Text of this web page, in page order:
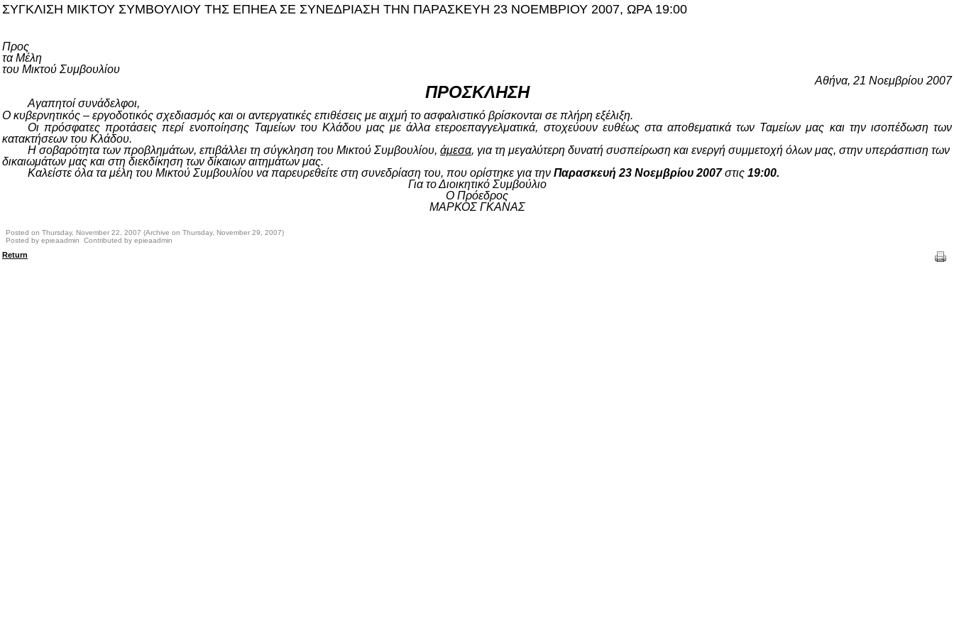
ΣΥΓΚΛΙΣΗ ΜΙΚΤΟΥ ΣΥΜΒΟΥΛΙΟΥ ΤΗΣ ΕΠΗΕΑ ΣΕ ΣΥΝΕΔΡΙΑΣΗ ΤΗΝ ΠΑΡΑΣΚΕΥΗ 23 ΝΟΕΜΒΡΙΟΥ 2007, ΩΡΑ 19:00
Προς
τα Μέλη
του Μικτού Συμβουλίου
Αθήνα, 21 Νοεμβρίου 2007
ΠΡΟΣΚΛΗΣΗ
Αγαπητοί συνάδελφοι,
Ο κυβερνητικός – εργοδοτικός σχεδιασμός και οι αντεργατικές επιθέσεις με αιχμή το ασφαλιστικό βρίσκονται σε πλήρη εξέλιξη.
Οι πρόσφατες προτάσεις περί ενοποίησης Ταμείων του Κλάδου μας με άλλα ετεροεπαγγελματικά, στοχεύουν ευθέως στα αποθεματικά των Ταμείων μας και την ισοπέδωση των
κατακτήσεων του Κλάδου.
Η σοβαρότητα των προβλημάτων, επιβάλλει τη σύγκληση του Μικτού Συμβουλίου, άμεσα, για τη μεγαλύτερη δυνατή συσπείρωση και ενεργή συμμετοχή όλων μας, στην υπεράσπιση των
δικαιωμάτων μας και στη διεκδίκηση των δίκαιων αιτημάτων μας.
Καλείστε όλα τα μέλη του Μικτού Συμβουλίου να παρευρεθείτε στη συνεδρίαση του, που ορίστηκε για την Παρασκευή 23 Νοεμβρίου 2007στις 19:00.
Για το Διοικητικό Συμβούλιο
Ο Πρόεδρος
ΜΑΡΚΟΣ ΓΚΑΝΑΣ
Posted on Thursday, November 22, 2007 (Archive on Thursday, November 29, 2007)
Posted by epieaadmin Contributed by epieaadmin
Return